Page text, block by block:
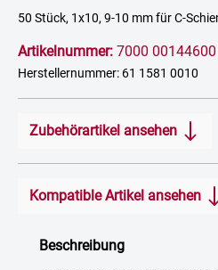
50 Stück, 1x10, 9-10 mm für C-
Artikelnummer: 7000 00144600
Herstellernummer: 61 1581 0010
Zubehörartikel ansehen
Kompatible Artikel ansehen
Beschreibung